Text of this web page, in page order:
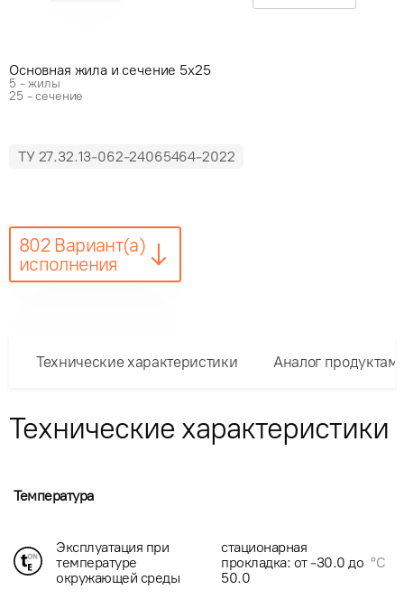
Основная жила и сечение 5x25
5 - жилы
25 - сечение
ТУ 27.32.13-062-24065464-2022
802 Вариант(а)
исполнения
Технические характеристики Аналог
Технические характеристики
Температура
Эксплуатация при
температуре
окружающей среды
стационарная
прокладка: от -30.0 до
50.0
°C